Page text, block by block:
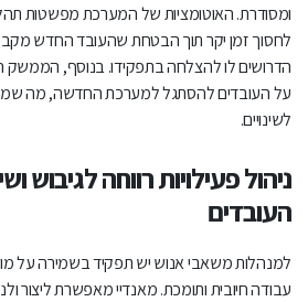
ומסודרת. האוטומציות של המערכת מפשטות
לחסוך זמן יקר תוך הבטחת שהעובד החדש
הדרושים לו להצלחה בתפקידו. בנוסף, הממשק
על העובדים להסתגל למערכת החדשה, מה
לשינויים.
ניהול פעילויות רווחה לגיבוש
העובדים
למנהלות משאבי אנוש יש תפקיד בשמירה על
עבודה חיובית ותומכת. מאנדיי מאפשרת ליצור